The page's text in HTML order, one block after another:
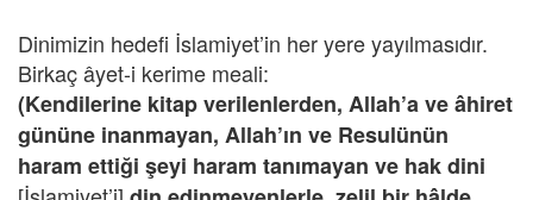
Dinimizin hedefi İslamiyet’in her yere yayılmasıdır.
Birkaç âyet-i kerime meali:
(Kendilerine kitap verilenlerden, Allah’a ve âhiret
gününe inanmayan, Allah’ın ve Resulünün
haram ettiği şeyi haram tanımayan ve hak dini